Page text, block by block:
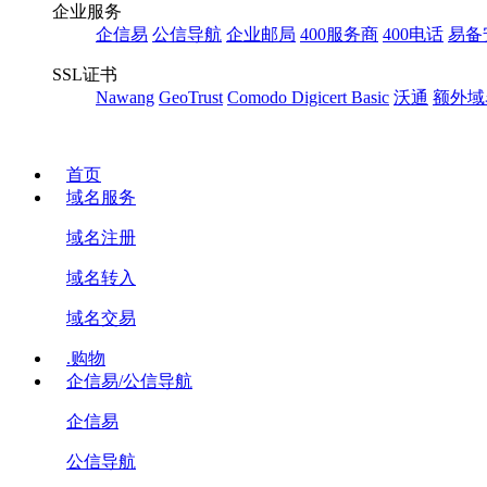
企业服务
企信易 公信导航 企业邮局 400服务商 400电话 易备
SSL证书
Nawang GeoTrust Comodo Digicert Basic 沃通 额外域
首页
域名服务
域名注册
域名转入
域名交易
.购物
企信易/公信导航
企信易
公信导航